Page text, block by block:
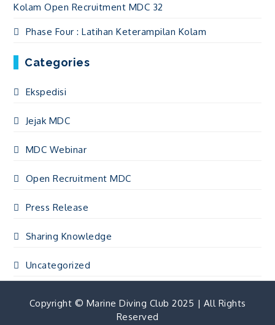
Kolam Open Recruitment MDC 32
Phase Four : Latihan Keterampilan Kolam
Categories
Ekspedisi
Jejak MDC
MDC Webinar
Open Recruitment MDC
Press Release
Sharing Knowledge
Uncategorized
Copyright © Marine Diving Club 2025 | All Rights
Reserved